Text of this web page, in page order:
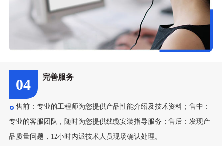
04 完善服务
售前：专业的工程师为您提供产品性能介绍及技术资料；售中：
专业的客服团队，随时为您提供线缆安装指导服务；售后：发现产
品质量问题，12小时内派技术人员现场确认处理。